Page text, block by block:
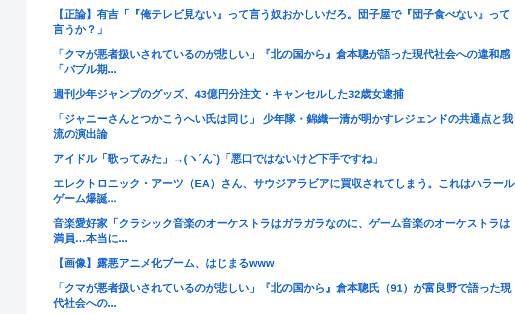
【正論】有吉「『俺テレビ見ない』って言う奴おかしいだろ。団子屋で『団子食べない』って
言うか？」
「クマが悪者扱いされているのが悲しい」『北の国から』倉本聰が語った現代社会への違和感
「バブル期...
週刊少年ジャンプのグッズ、43億円分注文・キャンセルした32歳女逮捕
「ジャニーさんとつかこうへい氏は同じ」 少年隊・錦織一清が明かすレジェンドの共通点と我
流の演出論
アイドル「歌ってみた」→(ヽ´ん`)「悪口ではないけど下手ですね」
エレクトロニック・アーツ（EA）さん、サウジアラビアに買収されてしまう。これはハラール
ゲーム爆誕...
音楽愛好家「クラシック音楽のオーケストラはガラガラなのに、ゲーム音楽のオーケストラは
満員…本当に...
【画像】露悪アニメ化ブーム、はじまるwww
「クマが悪者扱いされているのが悲しい」『北の国から』倉本聰氏（91）が富良野で語った現
代社会への...